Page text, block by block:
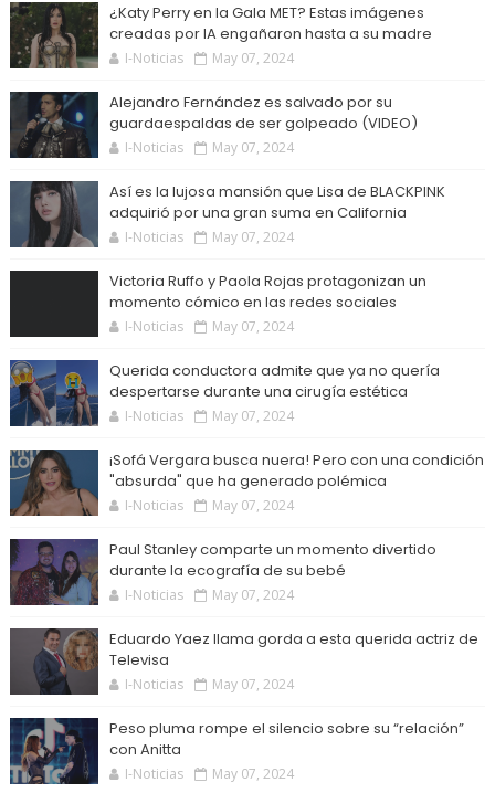
¿Katy Perry en la Gala MET? Estas imágenes
creadas por IA engañaron hasta a su madre
I-Noticias May 07, 2024
Alejandro Fernández es salvado por su
guardaespaldas de ser golpeado (VIDEO)
I-Noticias May 07, 2024
Así es la lujosa mansión que Lisa de BLACKPINK
adquirió por una gran suma en California
I-Noticias May 07, 2024
Victoria Ruffo y Paola Rojas protagonizan un
momento cómico en las redes sociales
I-Noticias May 07, 2024
Querida conductora admite que ya no quería
despertarse durante una cirugía estética
I-Noticias May 07, 2024
¡Sofá Vergara busca nuera! Pero con una condición
"absurda" que ha generado polémica
I-Noticias May 07, 2024
Paul Stanley comparte un momento divertido
durante la ecografía de su bebé
I-Noticias May 07, 2024
Eduardo Yaez llama gorda a esta querida actriz de
Televisa
I-Noticias May 07, 2024
Peso pluma rompe el silencio sobre su “relación”
con Anitta
I-Noticias May 07, 2024